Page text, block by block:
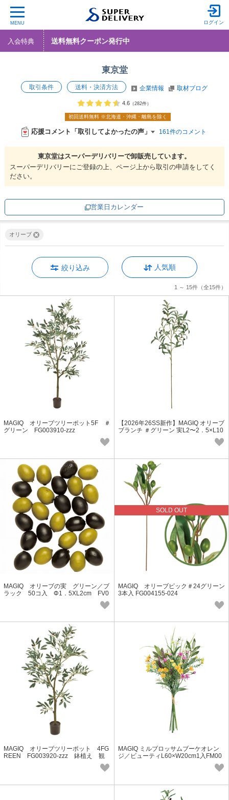
MENU ログイン
入会特典 送料無料クーポン発行中
東京堂
取引条件 送料・決済方法 企業情報 取材ブログ
初回送料無料 ※北海道・沖縄・離島を除く
4.6（282件）
応援コメント「取引してよかったの声」 161件のコメント
東京堂はスーパーデリバリーで卸販売しています。
スーパーデリバリーにご登録の上、ページ上から取引の申請をしてく
ださい。
営業日カレンダー
オリーブ
絞り込み 人気順
1 ～ 15件 （全15件）
MAGIQ オリーブツリーポット5F ＃
グリーン FG003910-zzz
【2026年26SS新作】MAGIQ オリーブ
ブランチ ＃グリーン 実L2〜2．5×L10
MAGIQ オリーブの実 グリーン／ブ
ラック 50コ入 Φ1．5XL2cm FV0
SOLD OUT
MAGIQ オリーブピック＃24グリーン
3本入 FG004155-024
MAGIQ オリーブツリーポット 4FG
REEN FG003920-zzz 鉢植え 観
MAGIQ ミルブロッサムブーケオレン
ジ／ビューティL60×W20cm1入FM00